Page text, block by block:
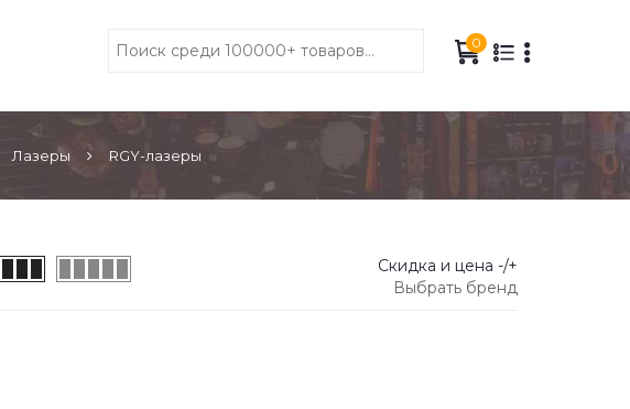
0
Лазеры RGY-лазеры
Скидка и цена -/+
Выбрать бренд